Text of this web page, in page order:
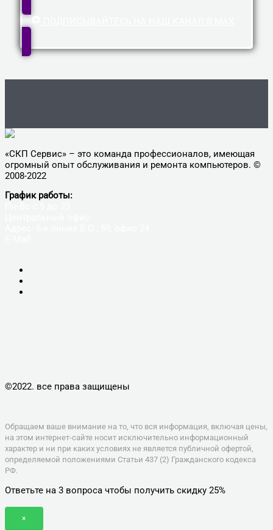
«СКП Сервис» – это команда профессионалов, имеющая
огромный опыт обслуживания и ремонта компьютеров. ©
2008-2022
График работы:
©2022. все права защищены
Обращаем ваше внимание на то, что вся информация, включая цены,
на этом интернет-сайте носит исключительно информационный
характер и ни при каких условиях не является публичной офертой,
определяемой положениями Статьи 437 (2) Гражданского кодекса
РФ.
Ответьте на 3 вопроса чтобы получить скидку 25%
×